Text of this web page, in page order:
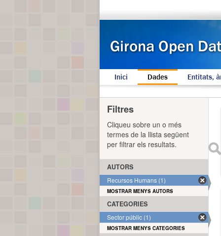
Inici Dades Entitats,
Filtres
Cliqueu sobre un o més
termes de la llista següent
per filtrar els resultats.
AUTORS
Recursos Humans (1)
MOSTRAR MENYS AUTORS
CATEGORIES
Sector públic (1)
MOSTRAR MENYS CATEGORIES